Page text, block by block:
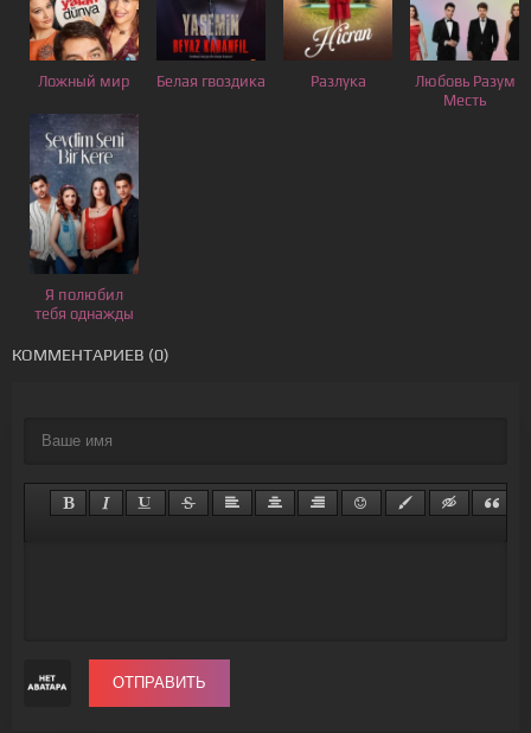
Ложный мир Белая гвоздика Разлука
Любовь Разум
Месть
Я полюбил
тебя однажды
КОММЕНТАРИЕВ (0)
ОТПРАВИТЬ